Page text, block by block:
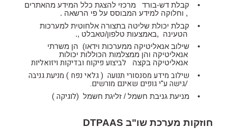
•
קבלת דש-בורד
מרכזי להצגת כלל המידע מהאתרים
, וחלוקה למידע המבוסס על פי הרשאה .
•
קבלת יכולת שליטה בתצורה אלחוטית למערכות
הטעינה ,באמצעות טלפון/טאבלט ,.
•
שילוב אנאליטיקה ממערכות וידאו) הן משרתי
אנאליטיקה והן ממצלמות הכוללות יכולות
אנאליטיקה בקצה
לביצוע פיקוח ובדיקות ויזואליות
• שילוב מידע מסנסורי תנועה ( גלאי נפח ) מניעת גניבה
/גישה ע"י גופים שאינם מורשים.
• מניעת גניבת חשמל / זליגת חשמל (לוגיקה )
חוזקות מערכת שו"ב DTPAAS